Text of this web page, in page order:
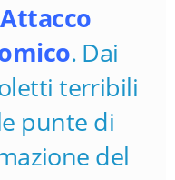
Attacco
. Dai
terribili
punte di
del